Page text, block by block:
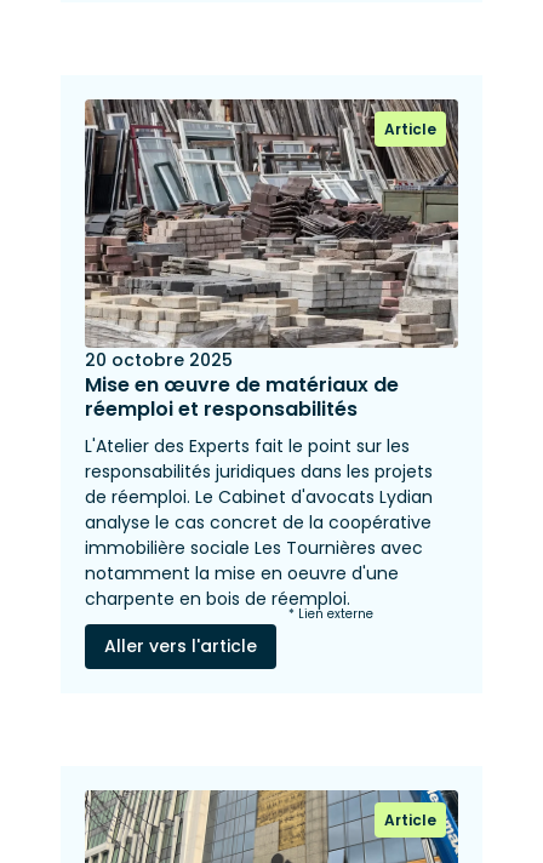
Article
20 octobre 2025
Mise en œuvre de matériaux de
réemploi et responsabilités
L'Atelier des Experts fait le point sur les
responsabilités juridiques dans les projets
de réemploi. Le Cabinet d'avocats Lydian
analyse le cas concret de la coopérative
immobilière sociale Les Tournières avec
notamment la mise en oeuvre d'une
charpente en bois de réemploi.
Aller vers l'article
* Lien externe
Article